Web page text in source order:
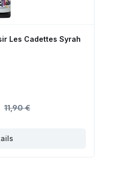
Les Cadettes Syrah
11,90 €